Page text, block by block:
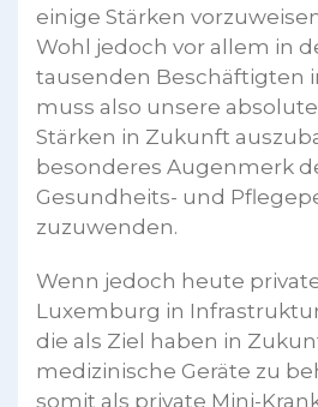
einige Stärken
Wohl jedoch vor allem in
tausenden Beschäftigten
muss also unsere
Stärken in Zukunft
besonderes Augenmerk
Gesundheits- und
zuzuwenden.
Wenn jedoch heute
Luxemburg in
die als Ziel haben in
medizinische Geräte zu
somit als private Mini-